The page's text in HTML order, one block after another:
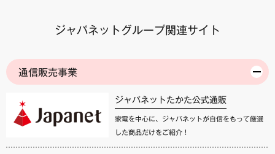
ジャパネットグループ関連サイト
通信販売事業
ジャパネットたかた公式通販
家電を中心に、ジャパネットが自信をもって厳選
した商品だけをご紹介！